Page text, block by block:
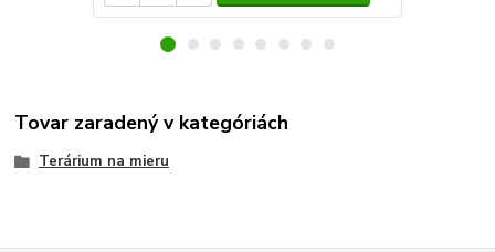
Tovar zaradený v kategóriách
Terárium na mieru